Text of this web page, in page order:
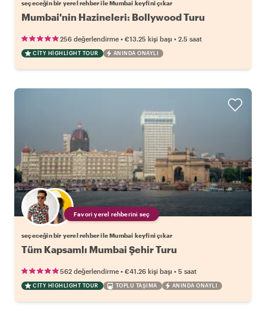
seçeceğin bir yerel rehber ile Mumbai keyfini çıkar
Mumbai'nin Hazineleri: Bollywood Turu
256 değerlendirme • €13.25 kişi başı • 2.5 saat
CITY HIGHLIGHT TOUR ANINDA ONAYLI
Favori yerel rehberini seç
seçeceğin bir yerel rehber ile Mumbai keyfini çıkar
Tüm Kapsamlı Mumbai Şehir Turu
562 değerlendirme • €41.26 kişi başı • 5 saat
CITY HIGHLIGHT TOUR TOPLU TAŞIMA ANINDA ONAYLI